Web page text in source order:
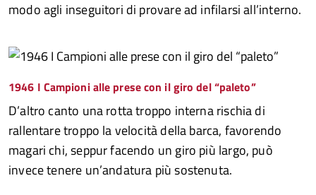
modo agli inseguitori di provare ad infilarsi all’interno.
1946 I Campioni alle prese con il giro del “paleto”
D’altro canto una rotta troppo interna rischia di
rallentare troppo la velocità della barca, favorendo
magari chi, seppur facendo un giro più largo, può
invece tenere un’andatura più sostenuta.